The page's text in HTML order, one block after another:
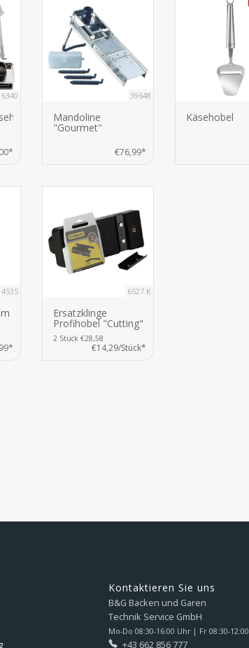
6340 39648
Mandoline
"Gourmet"
€76,99*
Käsehobel
6527.K
Ersatzklinge
Profihobel "Cutting"
2 Stück €28,58
€14,29/Stück*
Kontaktieren Sie uns
B&G Backen und Garen
Technik Service GmbH
Mo-Do 08:30-16:00 Uhr | Fr 08:30-12:00
+43 662 856 777